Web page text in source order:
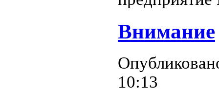
Внимание
10:13